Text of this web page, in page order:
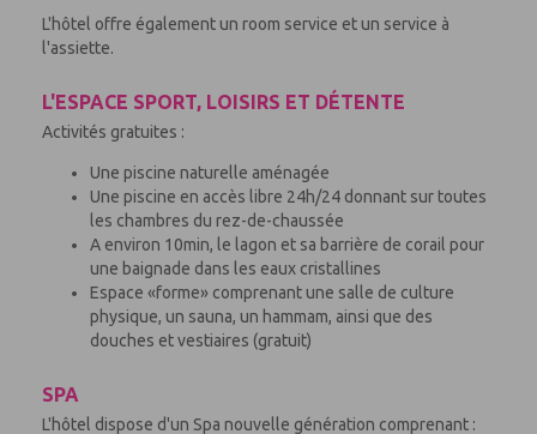
L'hôtel offre également un room service et un service à
l'assiette.
L'ESPACE SPORT, LOISIRS ET DÉTENTE
Activités gratuites :
Une piscine naturelle aménagée
Une piscine en accès libre 24h/24 donnant sur toutes
les chambres du rez-de-chaussée
A environ 10min, le lagon et sa barrière de corail pour
une baignade dans les eaux cristallines
Espace «forme» comprenant une salle de culture
physique, un sauna, un hammam, ainsi que des
douches et vestiaires (gratuit)
SPA
L'hôtel dispose d'un Spa nouvelle génération comprenant :